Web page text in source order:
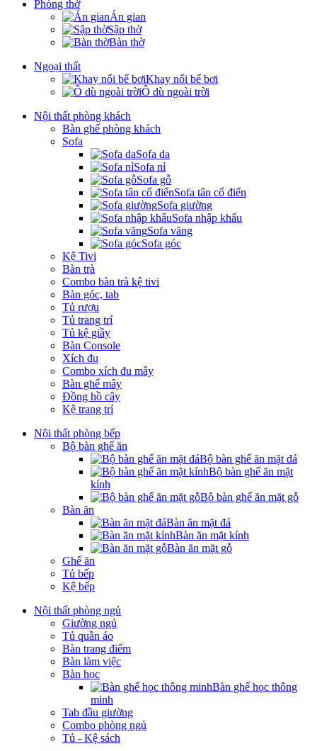
Phòng thờ
Án gian
Sập thờ
Bàn thờ
Ngoại thất
Khay nổi bể bơi
Ô dù ngoài trời
Nội thất phòng khách
Bàn ghế phòng khách
Sofa
Sofa da
Sofa nỉ
Sofa gỗ
Sofa tân cổ điển
Sofa giường
Sofa nhập khẩu
Sofa văng
Sofa góc
Kệ Tivi
Bàn trà
Combo bàn trà kệ tivi
Bàn góc, tab
Tủ rượu
Tủ trang trí
Tủ kệ giầy
Bàn Console
Xích đu
Combo xích đu mây
Bàn ghế mây
Đồng hồ cây
Kệ trang trí
Nội thất phòng bếp
Bộ bàn ghế ăn
Bộ bàn ghế ăn mặt đá
Bộ bàn ghế ăn mặt
kính
Bộ bàn ghế ăn mặt gỗ
Bàn ăn
Bàn ăn mặt đá
Bàn ăn mặt kính
Bàn ăn mặt gỗ
Ghế ăn
Tủ bếp
Kệ bếp
Nội thất phòng ngủ
Giường ngủ
Tủ quần áo
Bàn trang điểm
Bàn làm việc
Bàn học
Bàn ghế học thông
minh
Tab đầu giường
Combo phòng ngủ
Tủ - Kệ sách